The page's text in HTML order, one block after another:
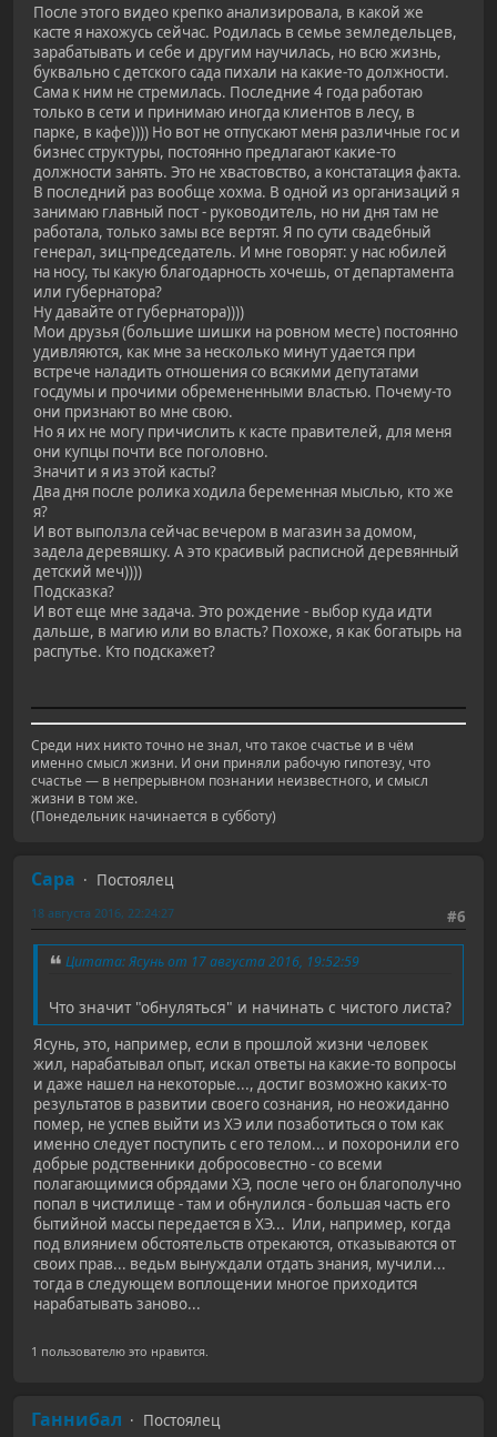
После этого видео крепко анализировала, в какой же
касте я нахожусь сейчас. Родилась в семье земледельцев,
зарабатывать и себе и другим научилась, но всю жизнь,
буквально с детского сада пихали на какие-то должности.
Сама к ним не стремилась. Последние 4 года работаю
только в сети и принимаю иногда клиентов в лесу, в
парке, в кафе)))) Но вот не отпускают меня различные гос и
бизнес структуры, постоянно предлагают какие-то
должности занять. Это не хвастовство, а констатация факта.
В последний раз вообще хохма. В одной из организаций я
занимаю главный пост - руководитель, но ни дня там не
работала, только замы все вертят. Я по сути свадебный
генерал, зиц-председатель. И мне говорят: у нас юбилей
на носу, ты какую благодарность хочешь, от департамента
или губернатора?
Ну давайте от губернатора))))
Мои друзья (большие шишки на ровном месте) постоянно
удивляются, как мне за несколько минут удается при
встрече наладить отношения со всякими депутатами
госдумы и прочими обремененными властью. Почему-то
они признают во мне свою.
Но я их не могу причислить к касте правителей, для меня
они купцы почти все поголовно.
Значит и я из этой касты?
Два дня после ролика ходила беременная мыслью, кто же
я?
И вот выползла сейчас вечером в магазин за домом,
задела деревяшку. А это красивый расписной деревянный
детский меч))))
Подсказка?
И вот еще мне задача. Это рождение - выбор куда идти
дальше, в магию или во власть? Похоже, я как богатырь на
распутье. Кто подскажет?
Среди них никто точно не знал, что такое счастье и в чём
именно смысл жизни. И они приняли рабочую гипотезу, что
счастье — в непрерывном познании неизвестного, и смысл
жизни в том же.
(Понедельник начинается в субботу)
Сара
Постоялец
#6
18 августа 2016, 22:24:27
Цитата: Ясунь от 17 августа 2016, 19:52:59
Что значит "обнуляться" и начинать с чистого листа?
Ясунь, это, например, если в прошлой жизни человек
жил, нарабатывал опыт, искал ответы на какие-то вопросы
и даже нашел на некоторые..., достиг возможно каких-то
результатов в развитии своего сознания, но неожиданно
помер, не успев выйти из ХЭ или позаботиться о том как
именно следует поступить с его телом... и похоронили его
добрые родственники добросовестно - со всеми
полагающимися обрядами ХЭ, после чего он благополучно
попал в чистилище - там и обнулился - большая часть его
бытийной массы передается в ХЭ... Или, например, когда
под влиянием обстоятельств отрекаются, отказываются от
своих прав... ведьм вынуждали отдать знания, мучили...
тогда в следующем воплощении многое приходится
нарабатывать заново...
1 пользователю это нравится.
Ганнибал Постоялец